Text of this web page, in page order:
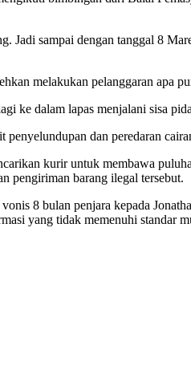
Jadi sampai dengan tanggal 8
melakukan pelanggaran apa
ke dalam lapas menjalani sisa
dan peredaran
kurir untuk membawa
pengiriman barang ilegal tersebut.
8 bulan penjara kepada
yang tidak memenuhi standar